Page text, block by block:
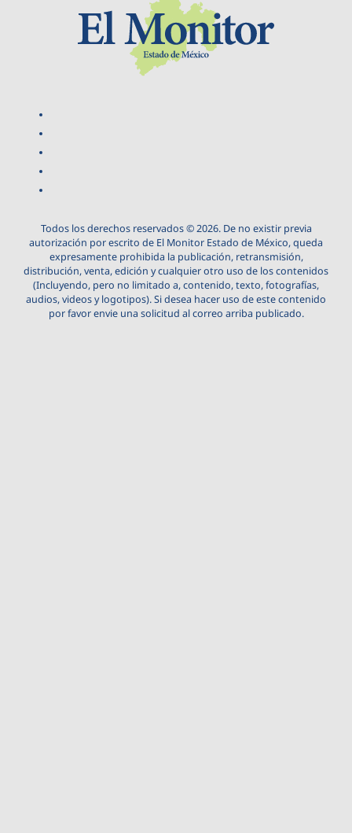
Todos los derechos reservados © 2026. De no existir previa
autorización por escrito de El Monitor Estado de México, queda
expresamente prohibida la publicación, retransmisión,
distribución, venta, edición y cualquier otro uso de los contenidos
(Incluyendo, pero no limitado a, contenido, texto, fotografías,
audios, videos y logotipos). Si desea hacer uso de este contenido
por favor envie una solicitud al correo arriba publicado.